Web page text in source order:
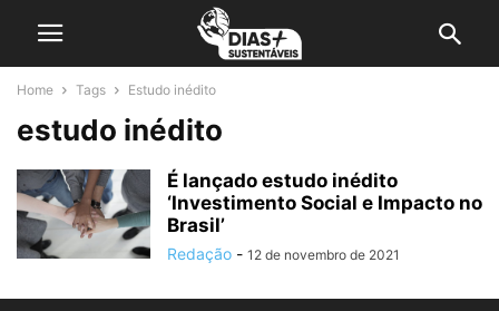
Home Tags Estudo inédito
estudo inédito
É lançado estudo inédito
‘Investimento Social e Impacto no
Brasil’
Redação - 12 de novembro de 2021